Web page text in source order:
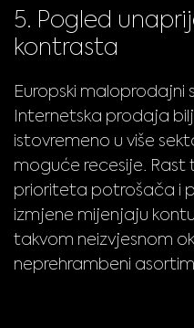
5. Pogled
kontrasta
Europski maloprodajni
Internetska prodaja
istovremeno u više
moguće recesije. Rast
prioriteta potrošača i
izmjene mijenjaju
takvom neizvjesnom
neprehrambeni